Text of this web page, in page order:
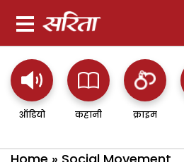
ऑडियो कहानी क्राइम